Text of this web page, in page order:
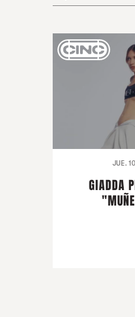
JUE.
GIADDA